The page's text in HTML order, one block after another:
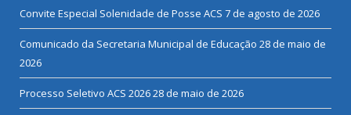
Convite Especial Solenidade de Posse ACS 7 de agosto de 2026
Comunicado da Secretaria Municipal de Educação 28 de maio de
2026
Processo Seletivo ACS 202628 de maio de 2026